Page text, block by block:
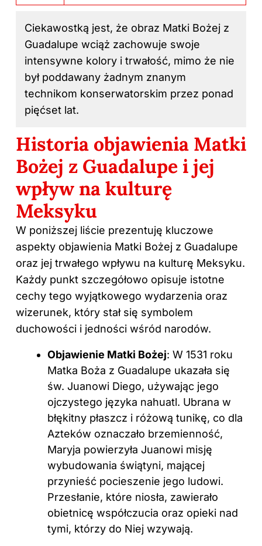
Ciekawostką jest, że obraz Matki Bożej z
Guadalupe wciąż zachowuje swoje
intensywne kolory i trwałość, mimo że nie
był poddawany żadnym znanym
technikom konserwatorskim przez ponad
pięćset lat.
Historia objawienia Matki
Bożej z Guadalupe i jej
wpływ na kulturę
Meksyku
W poniższej liście prezentuję kluczowe
aspekty objawienia Matki Bożej z Guadalupe
oraz jej trwałego wpływu na kulturę Meksyku.
Każdy punkt szczegółowo opisuje istotne
cechy tego wyjątkowego wydarzenia oraz
wizerunek, który stał się symbolem
duchowości i jedności wśród narodów.
Objawienie Matki Bożej: W 1531 roku
Matka Boża z Guadalupe ukazała się
św. Juanowi Diego, używając jego
ojczystego języka nahuatl. Ubrana w
błękitny płaszcz i różową tunikę, co dla
Azteków oznaczało brzemienność,
Maryja powierzyła Juanowi misję
wybudowania świątyni, mającej
przynieść pocieszenie jego ludowi.
Przesłanie, które niosła, zawierało
obietnicę współczucia oraz opieki nad
tymi, którzy do Niej wzywają.